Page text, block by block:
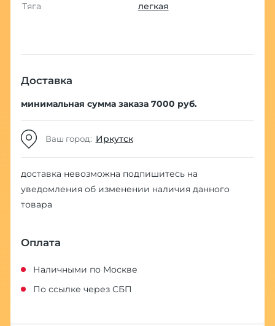
Тяга
легкая
Доставка
минимальная сумма заказа 7000 руб.
Ваш город: Иркутск
доставка невозможна подпишитесь на
уведомления об изменении наличия данного
товара
Оплата
Наличными по Москве
По ссылке через СБП